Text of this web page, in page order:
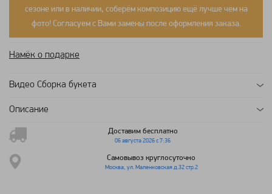
сезоне или в наличии, соберём композицию ещё лучше чем на
фото! Согласуем с Вами замены после оформления заказа.
Намёк о подарке
Видео Сборка букета
Описание
Доставим бесплатно
06 августа 2026 с 7:36
Самовывоз круглосуточно
Москва, ул. Маленковская д.32 стр.2